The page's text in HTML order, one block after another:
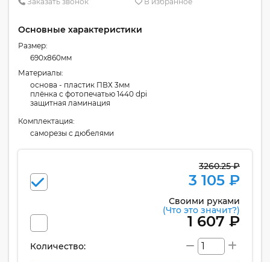
Основные характеристики
Размер:
690x860мм
Материалы:
основа - пластик ПВХ 3мм
плёнка с фотопечатью 1440 dpi
защитная ламинация
Комплектация:
cаморезы с дюбелями
3260.25 ₽
3 105 ₽
Своими руками
(Что это значит?)
1 607 ₽
Количество: